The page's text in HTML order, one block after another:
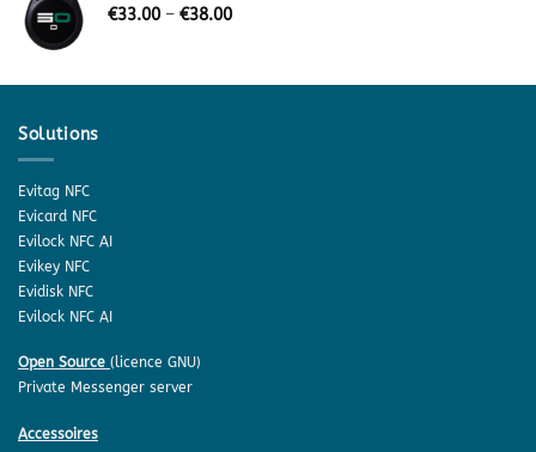
€33.00– €38.00
Solutions
Evitag NFC
Evicard NFC
Evilock NFC AI
Evikey NFC
Evidisk NFC
Evilock NFC AI
Open Source (licence GNU)
Private Messenger server
Accessoires